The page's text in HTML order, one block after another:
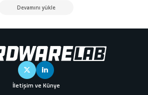
Devamını yükle
İletişim ve Künye